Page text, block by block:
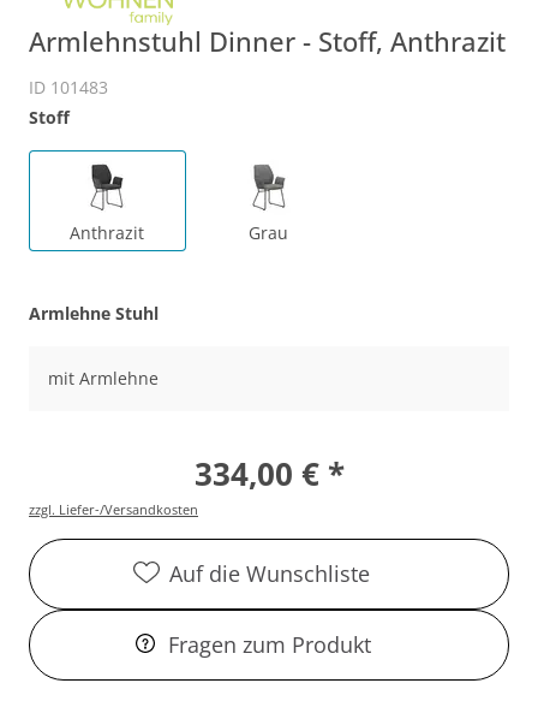
Armlehnstuhl Dinner - Stoff, Anthrazit
ID 101483
Stoff
Anthrazit Grau
Armlehne Stuhl
mit Armlehne
334,00 € *
zzgl. Liefer-/Versandkosten
Auf die Wunschliste
Fragen zum Produkt